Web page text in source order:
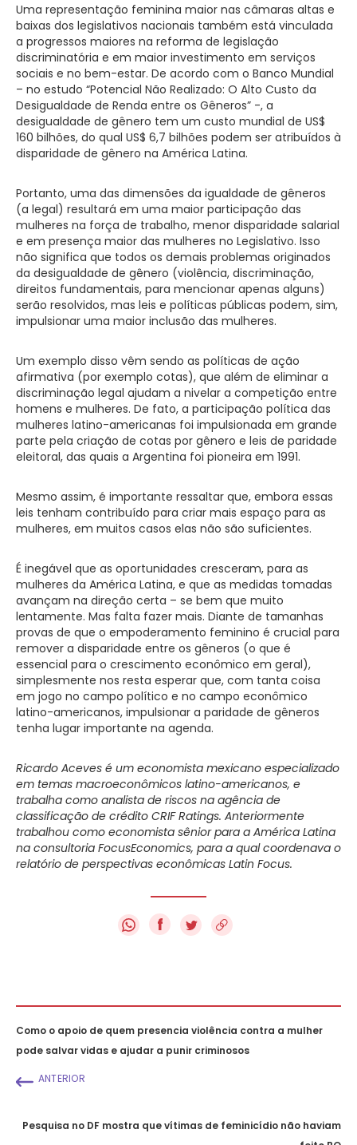
Uma representação feminina maior nas câmaras altas e
baixas dos legislativos nacionais também está vinculada
a progressos maiores na reforma de legislação
discriminatória e em maior investimento em serviços
sociais e no bem-estar. De acordo com o Banco Mundial
– no estudo “Potencial Não Realizado: O Alto Custo da
Desigualdade de Renda entre os Gêneros” -, a
desigualdade de gênero tem um custo mundial de US$
160 bilhões, do qual US$ 6,7 bilhões podem ser atribuídos à
disparidade de gênero na América Latina.
Portanto, uma das dimensões da igualdade de gêneros
(a legal) resultará em uma maior participação das
mulheres na força de trabalho, menor disparidade salarial
e em presença maior das mulheres no Legislativo. Isso
não significa que todos os demais problemas originados
da desigualdade de gênero (violência, discriminação,
direitos fundamentais, para mencionar apenas alguns)
serão resolvidos, mas leis e políticas públicas podem, sim,
impulsionar uma maior inclusão das mulheres.
Um exemplo disso vêm sendo as políticas de ação
afirmativa (por exemplo cotas), que além de eliminar a
discriminação legal ajudam a nivelar a competição entre
homens e mulheres. De fato, a participação política das
mulheres latino-americanas foi impulsionada em grande
parte pela criação de cotas por gênero e leis de paridade
eleitoral, das quais a Argentina foi pioneira em 1991.
Mesmo assim, é importante ressaltar que, embora essas
leis tenham contribuído para criar mais espaço para as
mulheres, em muitos casos elas não são suficientes.
É inegável que as oportunidades cresceram, para as
mulheres da América Latina, e que as medidas tomadas
avançam na direção certa – se bem que muito
lentamente. Mas falta fazer mais. Diante de tamanhas
provas de que o empoderamento feminino é crucial para
remover a disparidade entre os gêneros (o que é
essencial para o crescimento econômico em geral),
simplesmente nos resta esperar que, com tanta coisa
em jogo no campo político e no campo econômico
latino-americanos, impulsionar a paridade de gêneros
tenha lugar importante na agenda.
Ricardo Aceves é um economista mexicano especializado
em temas macroeconômicos latino-americanos, e
trabalha como analista de riscos na agência de
classificação de crédito CRIF Ratings. Anteriormente
trabalhou como economista sênior para a América Latina
na consultoria FocusEconomics, para a qual coordenava o
relatório de perspectivas econômicas Latin Focus.
f
Como o apoio de quem presencia violência contra a mulher
pode salvar vidas e ajudar a punir criminosos
ANTERIOR
Pesquisa no DF mostra que vítimas de feminicídio não haviam